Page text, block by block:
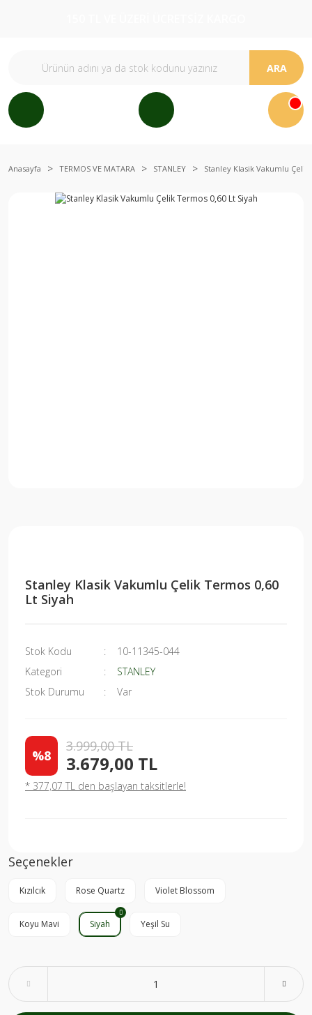
ARA
Anasayfa TERMOS VE MATARA STANLEY Stanley Klasik Vakumlu
Stanley Klasik Vakumlu Çelik Termos 0,60
Lt Siyah
Stok Kodu
10-11345-044
Kategori
STANLEY
Stok Durumu
Var
%8
3.999,00 TL
3.679,00 TL
* 377,07 TL den başlayan taksitlerle!
Seçenekler
Kızılcık Rose Quartz Violet Blossom
Koyu Mavi Siyah Yeşil Su